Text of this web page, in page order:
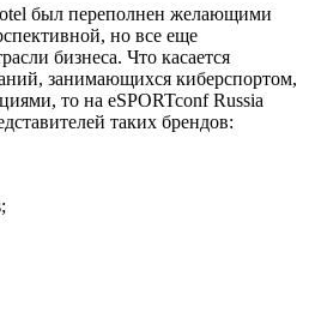
был переполнен желающими
но все еще
бизнеса. Что касается
занимающихся киберспортом,
то на eSPORTconf Russia
таких брендов: